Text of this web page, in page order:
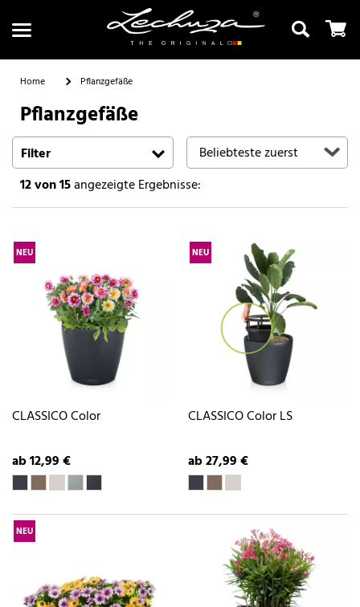
Suchen
Home Pflanzgefäße
Pflanzgefäße
Filter
12von 15angezeigte Ergebnisse:
NEU
CLASSICO Color
ab 12,99 €
NEU
CLASSICO Color LS
ab 27,99 €
NEU